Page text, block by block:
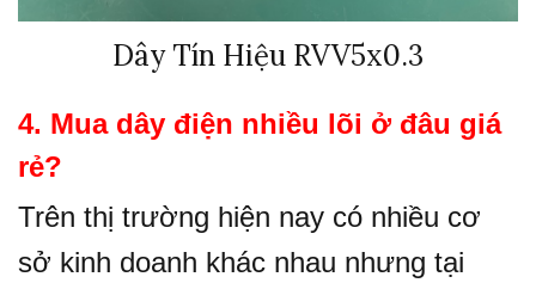
Dây Tín Hiệu RVV5x0.3
4. Mua dây điện nhiều lõi ở đâu giá
rẻ?
Trên thị trường hiện nay có nhiều cơ
sở kinh doanh khác nhau nhưng tại